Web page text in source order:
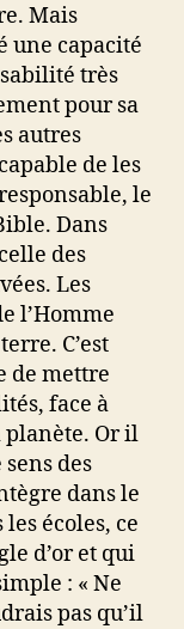
Mais
une capacité
très
pour sa
autres
de les
le
Dans
des
Les
l’Homme
C’est
de mettre
face à
planète. Or il
des
dans le
écoles, ce
d’or et qui
: « Ne
pas qu’il